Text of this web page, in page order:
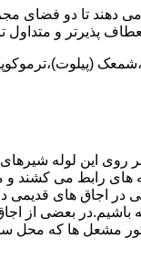
دهند تا دو فضای
پذیرتر و متداول
روی این لوله
های رابط می کشند
در اجاق های قدیمی
بعضی از
مشعل ها که محل